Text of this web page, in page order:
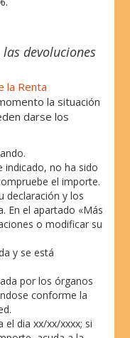
devoluciones
la Renta
la situación
darse los
indicado, no ha sido
el importe.
declaración y los
En el apartado «Más
o modificar su
y se está
por los órganos
conforme la
el dia xx/xx/xxxx; si